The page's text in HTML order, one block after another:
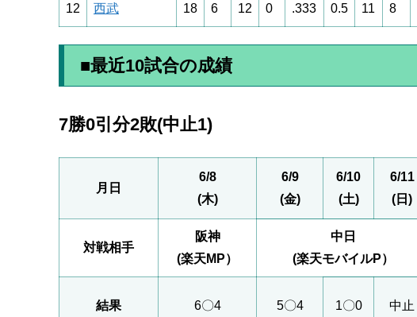
12 西武 18 6 12 0 .333 0.5 11 8
■最近10試合の成績
7勝0引分2敗(中止1)
月日
6/8
(木)
6/9
(金)
6/10
(土)
6/11
(日)
対戦相手
阪神
(楽天MP）
中日
(楽天モバイルP）
結果 6〇4 5〇4 1〇0 中止